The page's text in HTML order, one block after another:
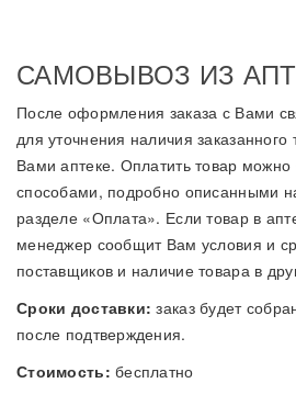
САМОВЫВОЗ ИЗ
После оформления заказа с Вами
для уточнения наличия
Вами аптеке. Оплатить товар
способами, подробно описанными
разделе «Оплата». Если товар в
менеджер сообщит Вам условия и
поставщиков и наличие товара в
Сроки доставки: заказ будет
после подтверждения.
Стоимость: бесплатно